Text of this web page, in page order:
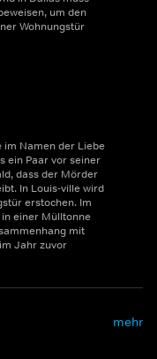
um den
Wohnungstür
im Namen der Liebe
ein Paar vor seiner
dass der Mörder
In Louis-ville wird
erstochen. Im
einer Mülltonne
mit
Jahr zuvor
mehr